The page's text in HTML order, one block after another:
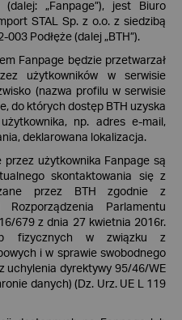
(dalej: „Fanpage”), jest Biuro
STAL Sp. z o.o. z siedzibą
Podłęże (dalej „BTH”).
Fanpage będzie przetwarzał
użytkowników w serwisie
(nazwa profilu w serwisie
do których dostęp BTH uzyska
np. adres e-mail,
deklarowana lokalizacja.
przez użytkownika Fanpage są
skontaktowania się z
przez BTH zgodnie z
Rozporządzenia Parlamentu
679 z dnia 27 kwietnia 2016r.
fizycznych w związku z
i w sprawie swobodnego
uchylenia dyrektywy 95/46/WE
danych) (Dz. Urz. UE L 119